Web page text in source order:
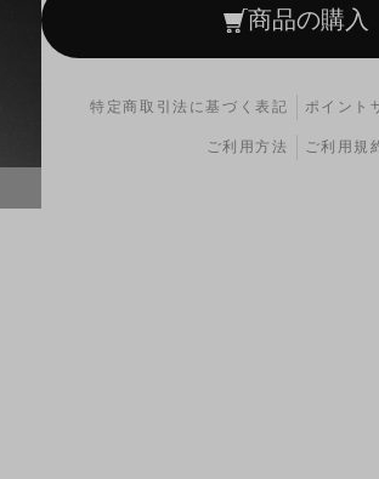
商品の購入
特定商取引法に基づく表記 ポイント
ご利用方法 ご利用規